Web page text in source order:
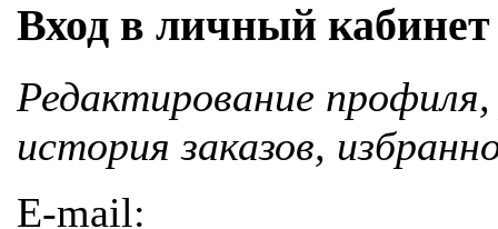
Вход в личный кабинет
Редактирование
история заказов,
E-mail: